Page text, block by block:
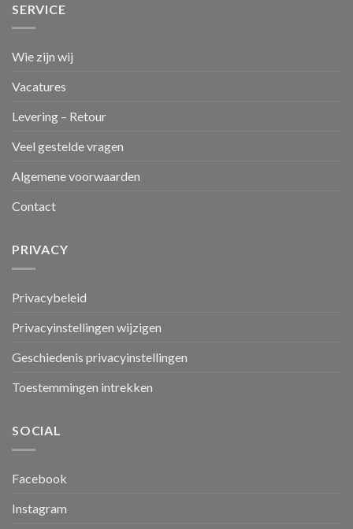
SERVICE
Wie zijn wij
Vacatures
Levering – Retour
Veel gestelde vragen
Algemene voorwaarden
Contact
PRIVACY
Privacybeleid
Privacyinstellingen wijzigen
Geschiedenis privacyinstellingen
Toestemmingen intrekken
SOCIAL
Facebook
Instagram